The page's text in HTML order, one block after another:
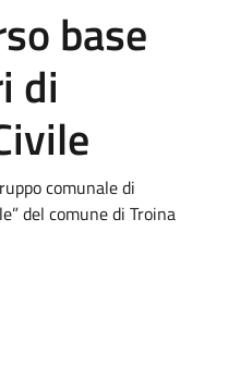
base
di
comunale di
del comune di Troina